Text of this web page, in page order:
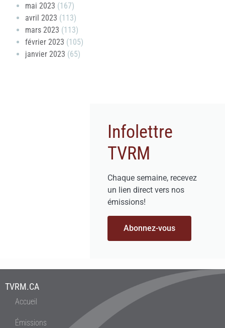
mai 2023 (167)
avril 2023 (113)
mars 2023 (113)
février 2023 (105)
janvier 2023 (65)
Infolettre
TVRM
Chaque semaine, recevez
un lien direct vers nos
émissions!
Abonnez-vous
TVRM.CA
Accueil
Émissions